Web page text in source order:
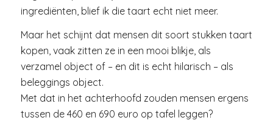
ingrediënten, blief ik die taart echt niet meer.
Maar het schijnt dat mensen dit soort stukken taart
kopen, vaak zitten ze in een mooi blikje, als
verzamel object of – en dit is echt hilarisch – als
beleggings object.
Met dat in het achterhoofd zouden mensen ergens
tussen de 460 en 690 euro op tafel leggen?